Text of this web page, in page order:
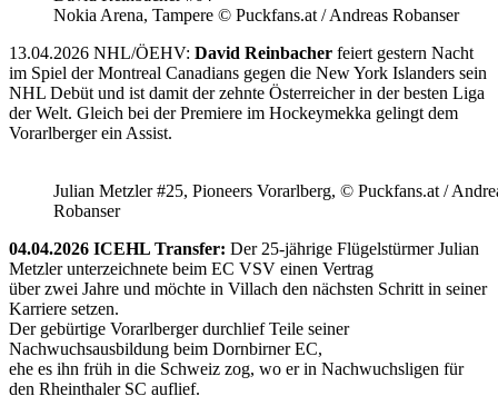
Nokia Arena, Tampere © Puckfans.at / Andreas Robanser
13.04.2026 NHL/ÖEHV: David Reinbacher feiert gestern Nacht
im Spiel der Montreal Canadians gegen die New York Islanders sein
NHL Debüt und ist damit der zehnte Österreicher in der besten Liga
der Welt. Gleich bei der Premiere im Hockeymekka gelingt dem
Vorarlberger ein Assist.
Julian Metzler #25, Pioneers Vorarlberg, © Puckfans.at /
Robanser
04.04.2026 ICEHL Transfer: Der 25-jährige Flügelstürmer Julian
Metzler unterzeichnete beim EC VSV einen Vertrag
über zwei Jahre und möchte in Villach den nächsten Schritt in seiner
Karriere setzen.
Der gebürtige Vorarlberger durchlief Teile seiner
Nachwuchsausbildung beim Dornbirner EC,
ehe es ihn früh in die Schweiz zog, wo er in Nachwuchsligen für
den Rheinthaler SC auflief.